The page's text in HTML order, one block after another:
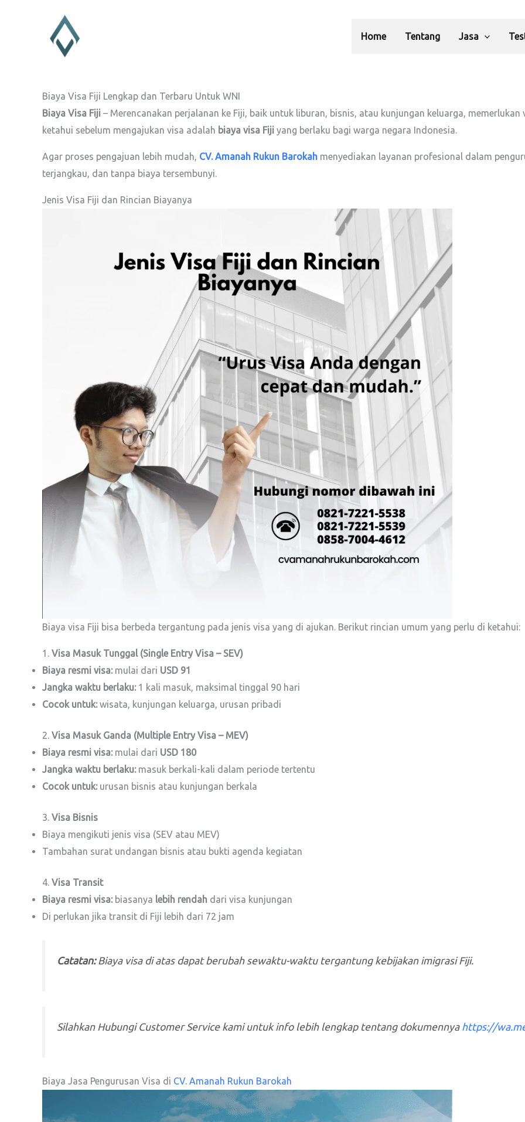
Home Tentang Jasa
Biaya Visa Fiji Lengkap dan Terbaru Untuk WNI
Biaya Visa Fiji – Merencanakan perjalanan ke Fiji, baik untuk liburan, bisnis, atau kunjungan keluarga,
ketahui sebelum mengajukan visa adalah biaya visa Fiji yang berlaku bagi warga negara Indonesia.
Agar proses pengajuan lebih mudah, CV. Amanah Rukun Barokah menyediakan layanan profesional dalam
terjangkau, dan tanpa biaya tersembunyi.
Jenis Visa Fiji dan Rincian Biayanya
Biaya visa Fiji bisa berbeda tergantung pada jenis visa yang di ajukan. Berikut rincian umum yang perlu di ketahui:
1. Visa Masuk Tunggal (Single Entry Visa – SEV)
Biaya resmi visa: mulai dari USD 91
Jangka waktu berlaku: 1 kali masuk, maksimal tinggal 90 hari
Cocok untuk: wisata, kunjungan keluarga, urusan pribadi
2. Visa Masuk Ganda (Multiple Entry Visa – MEV)
Biaya resmi visa: mulai dari USD 180
Jangka waktu berlaku: masuk berkali-kali dalam periode tertentu
Cocok untuk: urusan bisnis atau kunjungan berkala
3. Visa Bisnis
Biaya mengikuti jenis visa (SEV atau MEV)
Tambahan surat undangan bisnis atau bukti agenda kegiatan
4. Visa Transit
Biaya resmi visa: biasanya lebih rendah dari visa kunjungan
Di perlukan jika transit di Fiji lebih dari 72 jam
Catatan:Biaya visa di atas dapat berubah sewaktu-waktu tergantung kebijakan imigrasi Fiji.
Silahkan Hubungi Customer Service kami untuk info lebih lengkap tentang dokumennya https://
Biaya Jasa Pengurusan Visa di CV. Amanah Rukun Barokah